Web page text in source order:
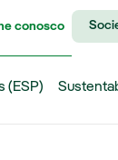
conosco
(ESP)